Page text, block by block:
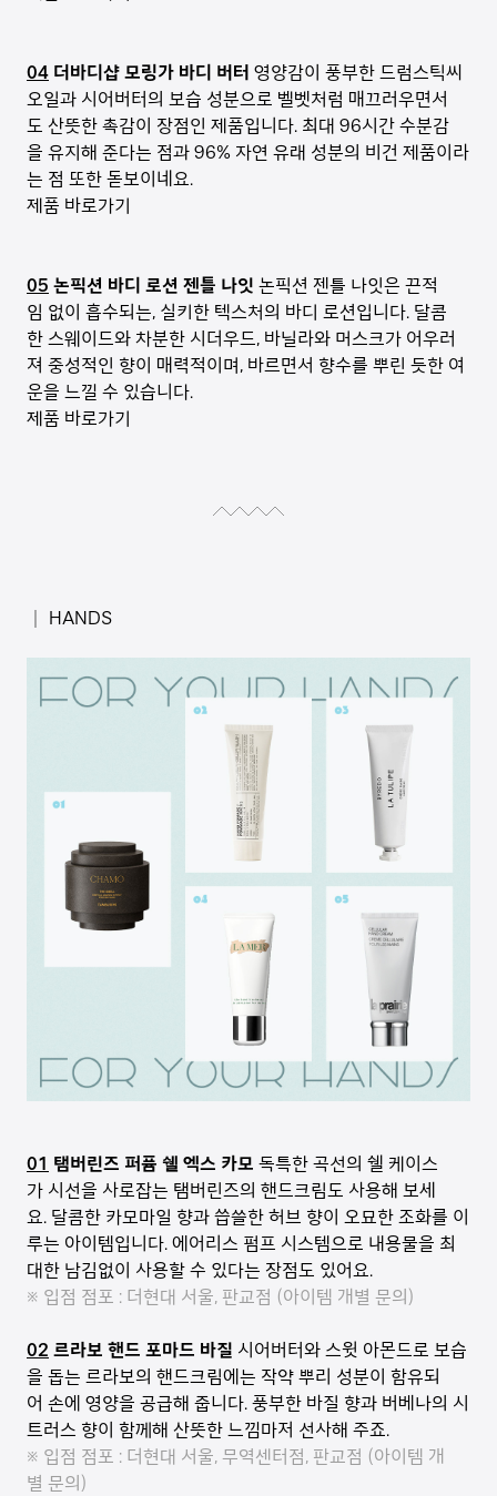
04 더바디샵 모링가 바디 버터 영양감이 풍부한 드럼스틱씨
오일과 시어버터의 보습 성분으로 벨벳처럼 매끄러우면서
도 산뜻한 촉감이 장점인 제품입니다. 최대 96시간 수분감
을 유지해 준다는 점과 96% 자연 유래 성분의 비건 제품이라
는 점 또한 돋보이네요.
제품 바로가기
05 논픽션 바디 로션 젠틀 나잇 논픽션 젠틀 나잇은 끈적
임 없이 흡수되는, 실키한 텍스처의 바디 로션입니다. 달콤
한 스웨이드와 차분한 시더우드, 바닐라와 머스크가 어우러
져 중성적인 향이 매력적이며, 바르면서 향수를 뿌린 듯한 여
운을 느낄 수 있습니다.
제품 바로가기
│ HANDS
01 탬버린즈 퍼퓸 쉘 엑스 카모 독특한 곡선의 쉘 케이스
가 시선을 사로잡는 탬버린즈의 핸드크림도 사용해 보세
요. 달콤한 카모마일 향과 씁쓸한 허브 향이 오묘한 조화를 이
루는 아이템입니다. 에어리스 펌프 시스템으로 내용물을 최
대한 남김없이 사용할 수 있다는 장점도 있어요.
※ 입점 점포 : 더현대 서울, 판교점 (아이템 개별 문의)
02 르라보 핸드 포마드 바질 시어버터와 스윗 아몬드로 보습
을 돕는 르라보의 핸드크림에는 작약 뿌리 성분이 함유되
어 손에 영양을 공급해 줍니다. 풍부한 바질 향과 버베나의 시
트러스 향이 함께해 산뜻한 느낌마저 선사해 주죠.
※ 입점 점포 : 더현대 서울, 무역센터점, 판교점 (아이템 개
별 문의)